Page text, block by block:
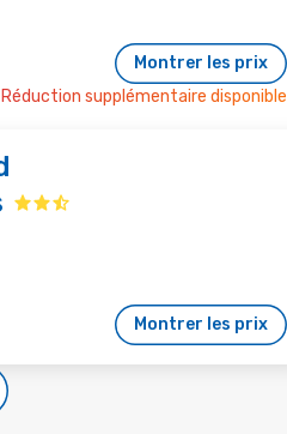
Montrer les prix
Réduction supplémentaire disponible
Montrer les prix